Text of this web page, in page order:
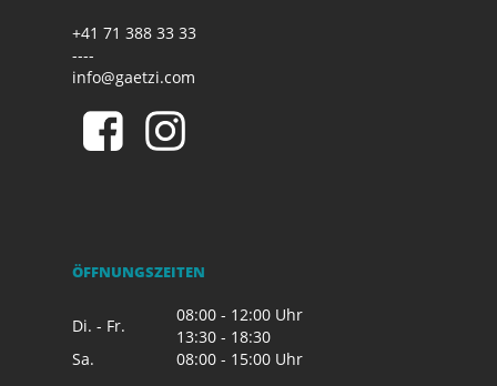
+41 71 388 33 33
----
info@gaetzi.com
ÖFFNUNGSZEITEN
Di. - Fr.
08:00 - 12:00 Uhr
13:30 - 18:30
Sa.
08:00 - 15:00 Uhr